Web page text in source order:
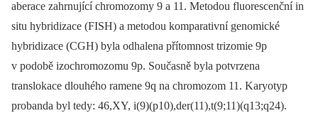
aberace zahrnující chromozomy 9 a 11. Metodou fluorescenční in
situ hybridizace (FISH) a metodou komparativní genomické
hybridizace (CGH) byla odhalena přítomnost trizomie 9p
v podobě izochromozomu 9p. Současně byla potvrzena
translokace dlouhého ramene 9q na chromozom 11. Karyotyp
probanda byl tedy: 46,XY, i(9)(p10),der(11),t(9;11)(q13;q24).